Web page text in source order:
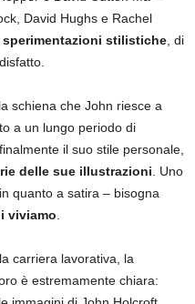
David Hughs e Rachel
sperimentazioni stilistiche , di
schiena che John riesce a
a un lungo periodo di
il suo stile personale,
delle sue illustrazioni . Uno
quanto a satira – bisogna
viviamo
carriera lavorativa, la
è estremamente chiara: